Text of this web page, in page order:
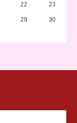
22 23
29 30